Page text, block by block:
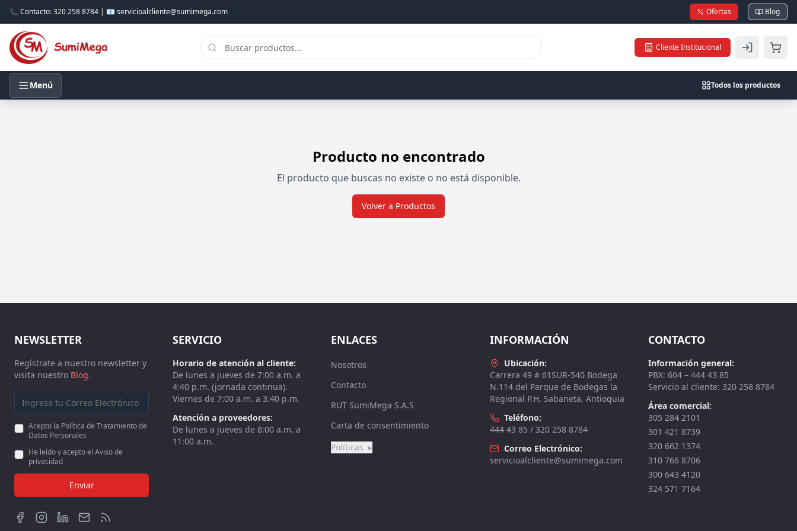
📞 Contacto: 320 258 8784 | 📧 servicioalcliente@sumimega.com Ofertas Blog
Cliente Institucional
Menú Todos los productos
Producto no encontrado
El producto que buscas no existe o no está disponible.
Volver a Productos
NEWSLETTER
Regístrate a nuestro newsletter y
visita nuestro Blog.
Acepto la Política de Tratamiento de
Datos Personales
He leído y acepto el Aviso de
privacidad
Enviar
SERVICIO
Horario de atención al cliente:
De lunes a jueves de 7:00 a.m. a
4:40 p.m. (jornada continua).
Viernes de 7:00 a.m. a 3:40 p.m.
Atención a proveedores:
De lunes a jueves de 8:00 a.m. a
11:00 a.m.
ENLACES
Nosotros
Contacto
RUT SumiMega S.A.S
Carta de consentimiento
Políticas ▸
INFORMACIÓN
Ubicación:
Carrera 49 # 61SUR-540 Bodega
N.114 del Parque de Bodegas la
Regional P.H. Sabaneta, Antioquia
Teléfono:
444 43 85 / 320 258 8784
Correo Electrónico:
servicioalcliente@sumimega.com
CONTACTO
Información general:
PBX: 604 – 444 43 85
Servicio al cliente: 320 258 8784
Área comercial:
305 284 2101
301 421 8739
320 662 1374
310 766 8706
300 643 4120
324 571 7164